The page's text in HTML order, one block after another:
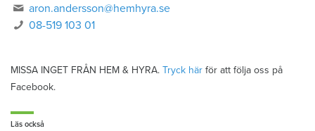
aron.andersson@hemhyra.se
08-519 103 01
MISSA INGET FRÅN HEM & HYRA. Tryck här för att följa oss på
Facebook.
Läs också